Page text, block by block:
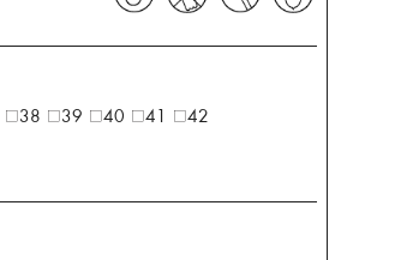
38 39 40 41 42